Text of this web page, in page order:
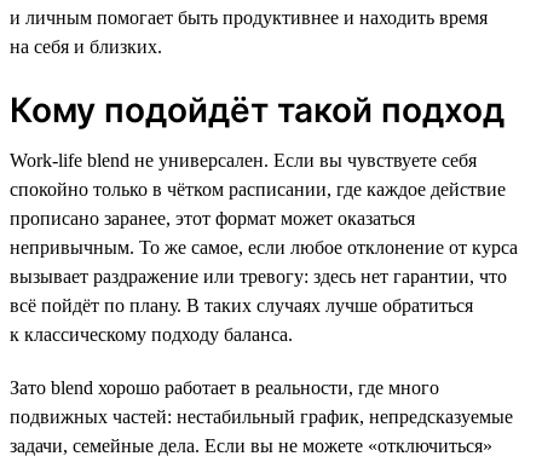
и личным помогает быть продуктивнее и находить время
на себя и близких.
Кому подойдёт такой подход
Work-life blend не универсален. Если вы чувствуете себя
спокойно только в чётком расписании, где каждое действие
прописано заранее, этот формат может оказаться
непривычным. То же самое, если любое отклонение от курса
вызывает раздражение или тревогу: здесь нет гарантии, что
всё пойдёт по плану. В таких случаях лучше обратиться
к классическому подходу баланса.
Зато blend хорошо работает в реальности, где много
подвижных частей: нестабильный график, непредсказуемые
задачи, семейные дела. Если вы не можете «отключиться»